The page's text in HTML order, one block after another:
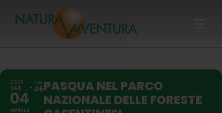
GIFT CARD
CALENDARIO
2026
SAB
04
APRILE
LUN
06PASQUA NEL PARCO
NAZIONALE DELLE FORESTE